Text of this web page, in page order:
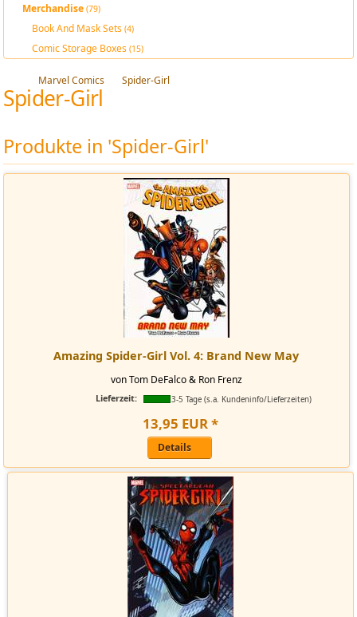
Merchandise(79)
Book And Mask Sets(4)
Comic Storage Boxes(15)
Marvel Comics Spider-Girl
Spider-Girl
Produkte in 'Spider-Girl'
Amazing Spider-Girl Vol. 4: Brand New May
von Tom DeFalco & Ron Frenz
Lieferzeit: 3-5 Tage (s.a. Kundeninfo/Lieferzeiten)
13,95 EUR*
Details